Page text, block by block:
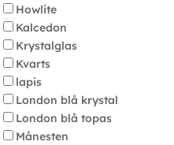
Howlite
Kalcedon
Krystalglas
Kvarts
lapis
London blå krystal
London blå topas
Månesten